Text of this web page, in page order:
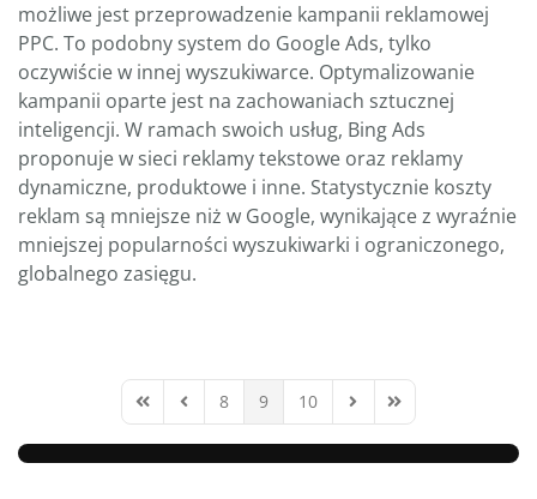
możliwe jest przeprowadzenie kampanii reklamowej
PPC. To podobny system do Google Ads, tylko
oczywiście w innej wyszukiwarce. Optymalizowanie
kampanii oparte jest na zachowaniach sztucznej
inteligencji. W ramach swoich usług, Bing Ads
proponuje w sieci reklamy tekstowe oraz reklamy
dynamiczne, produktowe i inne. Statystycznie koszty
reklam są mniejsze niż w Google, wynikające z wyraźnie
mniejszej popularności wyszukiwarki i ograniczonego,
globalnego zasięgu.
First PagePrevious Page
8 9 10 Next PageLast Page